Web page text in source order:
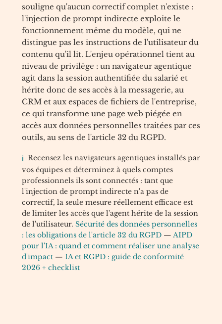
souligne qu'aucun correctif complet n'existe :
l'injection de prompt indirecte exploite le
fonctionnement même du modèle, qui ne
distingue pas les instructions de l'utilisateur du
contenu qu'il lit. L'enjeu opérationnel tient au
niveau de privilège : un navigateur agentique
agit dans la session authentifiée du salarié et
hérite donc de ses accès à la messagerie, au
CRM et aux espaces de fichiers de l'entreprise,
ce qui transforme une page web piégée en
accès aux données personnelles traitées par ces
outils, au sens de l'article 32 du RGPD.
Recensez les navigateurs agentiques installés par
vos équipes et déterminez à quels comptes
professionnels ils sont connectés : tant que
l'injection de prompt indirecte n'a pas de
correctif, la seule mesure réellement efficace est
de limiter les accès que l'agent hérite de la session
de l'utilisateur. Sécurité des données personnelles
: les obligations de l'article 32 du RGPD — AIPD
pour l'IA : quand et comment réaliser une analyse
d'impact — IA et RGPD : guide de conformité
2026 + checklist